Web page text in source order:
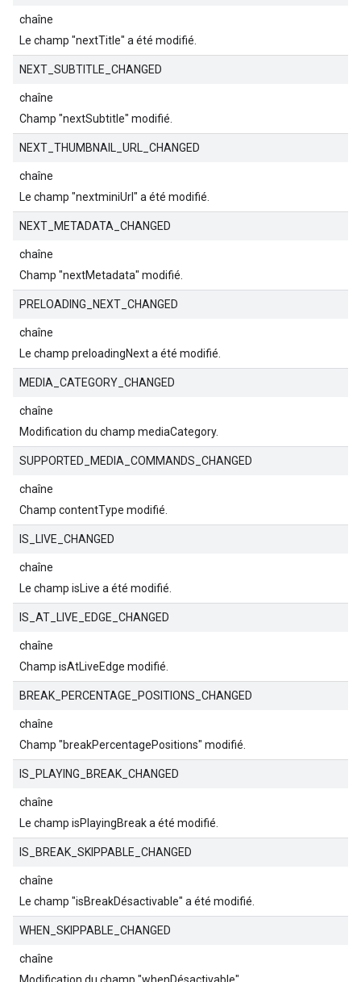
chaîne
Le champ "nextTitle" a été modifié.
NEXT_SUBTITLE_CHANGED
chaîne
Champ "nextSubtitle" modifié.
NEXT_THUMBNAIL_URL_CHANGED
chaîne
Le champ "nextminiUrl" a été modifié.
NEXT_METADATA_CHANGED
chaîne
Champ "nextMetadata" modifié.
PRELOADING_NEXT_CHANGED
chaîne
Le champ preloadingNext a été modifié.
MEDIA_CATEGORY_CHANGED
chaîne
Modification du champ mediaCategory.
SUPPORTED_MEDIA_COMMANDS_CHANGED
chaîne
Champ contentType modifié.
IS_LIVE_CHANGED
chaîne
Le champ isLive a été modifié.
IS_AT_LIVE_EDGE_CHANGED
chaîne
Champ isAtLiveEdge modifié.
BREAK_PERCENTAGE_POSITIONS_CHANGED
chaîne
Champ "breakPercentagePositions" modifié.
IS_PLAYING_BREAK_CHANGED
chaîne
Le champ isPlayingBreak a été modifié.
IS_BREAK_SKIPPABLE_CHANGED
chaîne
Le champ "isBreakDésactivable" a été modifié.
WHEN_SKIPPABLE_CHANGED
chaîne